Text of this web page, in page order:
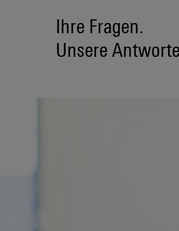
Ihre Fragen.
Unsere